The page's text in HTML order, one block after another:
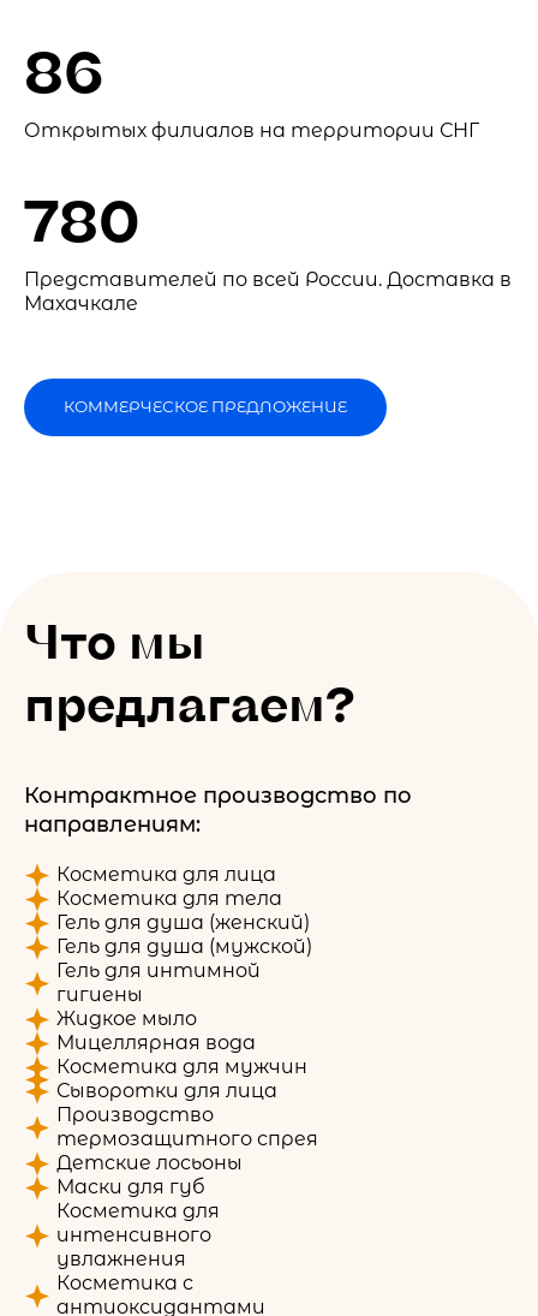
86
Открытых филиалов на территории СНГ
780
Представителей по всей России. Доставка в
Махачкале
КОММЕРЧЕСКОЕ ПРЕДЛОЖЕНИЕ
Что мы
предлагаем?
Контрактное производство по
направлениям:
Косметика для лица
Косметика для тела
Гель для душа (женский)
Гель для душа (мужской)
Гель для интимной
гигиены
Жидкое мыло
Мицеллярная вода
Косметика для мужчин
Сыворотки для лица
Производство
термозащитного спрея
Детские лосьоны
Маски для губ
Косметика для
интенсивного
увлажнения
Косметика с
антиоксидантами